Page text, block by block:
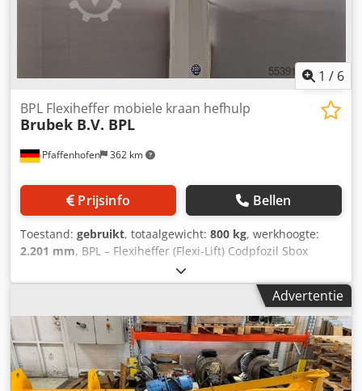
1 / 6
Pfaffenhofen 362 km
BPL Flexiheffer mobiele kraan hefhulp
Brubek B.V. BPL
Prijsinfo Bellen
Toestand: gebruikt, totaalgewicht: 800 kg, werkhoogte:
2.201 mm, BPL – Flexiheffer (Flexi-Lift) Codpfozil Sbox
Alxeha Brubek B.V. Mobiele hijsunit verticale hefhoogte
1.950 mm snelle opname, -heffing, -rotatie en -
verplaatsing van producten gebruiksvriendelijke bediening
van de lastenheffer mobiele kraan met een beperkte
ruimtebehoefte het systeem werkt uitsluitend op perslucht
éénhandbediening geïntegreerd in een handvat boven de
haak De hijskabel is voor de helft zichtbaar; het andere
deel loopt in de kolom Gewicht 800 kg Product of last:
Advertentie